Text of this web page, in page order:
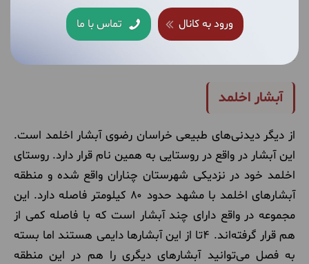
ورود به کانال تماس با ما
آبشار اخلمد
از دیگر دیدنی‌های طبیعی خراسان رضوی آبشار اخلمد است.
این آبشار در واقع در روستایی به همین نام قرار دارد. روستای
اخلمد خود در نزدیکی شهرستان چناران واقع شده و منطقه
آبشارهای اخلمد با مشهد حدود ۸۰ کیلومتر فاصله دارد. این
مجموعه در واقع دارای چند آبشار است که با فاصله کمی از
هم قرار گرفته‌اند. ۴تا از این آبشارها دایمی هستند اما بسته
به فصل می‌توانید آبشارهای دیگری را هم در این منطقه